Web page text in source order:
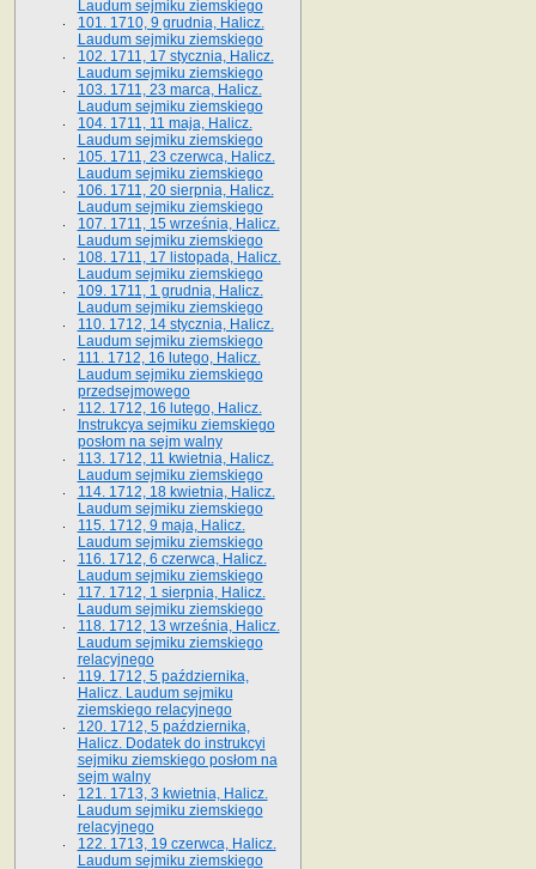
Laudum sejmiku ziemskiego
101. 1710, 9 grudnia, Halicz.
Laudum sejmiku ziemskiego
102. 1711, 17 stycznia, Halicz.
Laudum sejmiku ziemskiego
103. 1711, 23 marca, Halicz.
Laudum sejmiku ziemskiego
104. 1711, 11 maja, Halicz.
Laudum sejmiku ziemskiego
105. 1711, 23 czerwca, Halicz.
Laudum sejmiku ziemskiego
106. 1711, 20 sierpnia, Halicz.
Laudum sejmiku ziemskiego
107. 1711, 15 września, Halicz.
Laudum sejmiku ziemskiego
108. 1711, 17 listopada, Halicz.
Laudum sejmiku ziemskiego
109. 1711, 1 grudnia, Halicz.
Laudum sejmiku ziemskiego
110. 1712, 14 stycznia, Halicz.
Laudum sejmiku ziemskiego
111. 1712, 16 lutego, Halicz.
Laudum sejmiku ziemskiego
przedsejmowego
112. 1712, 16 lutego, Halicz.
Instrukcya sejmiku ziemskiego
posłom na sejm walny
113. 1712, 11 kwietnia, Halicz.
Laudum sejmiku ziemskiego
114. 1712, 18 kwietnia, Halicz.
Laudum sejmiku ziemskiego
115. 1712, 9 maja, Halicz.
Laudum sejmiku ziemskiego
116. 1712, 6 czerwca, Halicz.
Laudum sejmiku ziemskiego
117. 1712, 1 sierpnia, Halicz.
Laudum sejmiku ziemskiego
118. 1712, 13 września, Halicz.
Laudum sejmiku ziemskiego
relacyjnego
119. 1712, 5 października,
Halicz. Laudum sejmiku
ziemskiego relacyjnego
120. 1712, 5 października,
Halicz. Dodatek do instrukcyi
sejmiku ziemskiego posłom na
sejm walny
121. 1713, 3 kwietnia, Halicz.
Laudum sejmiku ziemskiego
relacyjnego
122. 1713, 19 czerwca, Halicz.
Laudum sejmiku ziemskiego